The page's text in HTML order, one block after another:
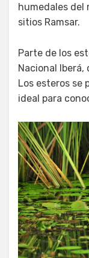
humedales del
sitios Ramsar.
Parte de los
Nacional Iberá,
Los esteros se
ideal para